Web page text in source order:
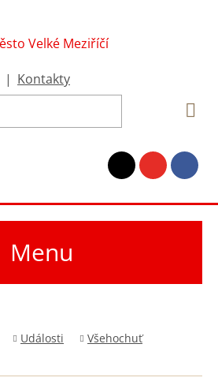
| Kontakty
Menu
Události
Všehochuť